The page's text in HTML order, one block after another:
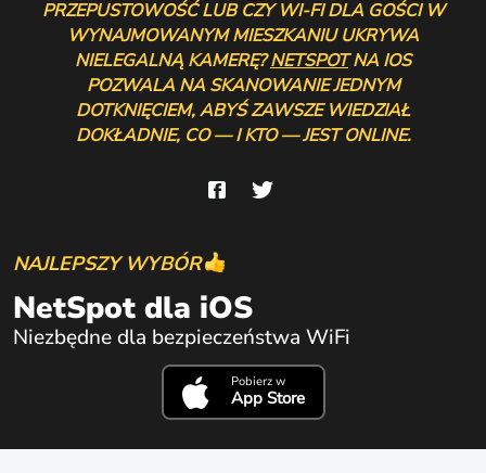
PRZEPUSTOWOŚĆ LUB CZY WI-FI DLA GOŚCI W
WYNAJMOWANYM MIESZKANIU UKRYWA
NIELEGALNĄ KAMERĘ?NETSPOTNA IOS
POZWALA NA SKANOWANIE JEDNYM
DOTKNIĘCIEM, ABYŚ ZAWSZE WIEDZIAŁ
DOKŁADNIE, CO — I KTO — JEST ONLINE.
NAJLEPSZY WYBÓR
NetSpot dla iOS
Niezbędne dla bezpieczeństwa WiFi
Pobierz w
App Store